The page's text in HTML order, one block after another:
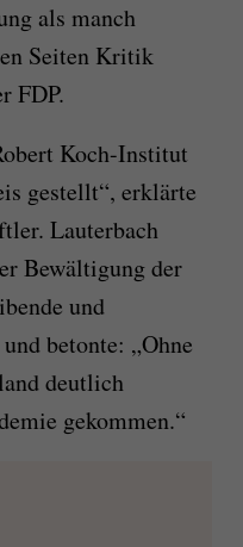
als manch
Seiten Kritik
FDP.
Koch-Institut
gestellt“, erklärte
Lauterbach
Bewältigung der
und
betonte: „Ohne
deutlich
gekommen.“